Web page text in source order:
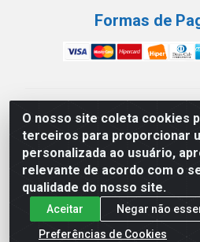
O nosso site coleta cookies
terceiros para proporcionar
personalizada ao usuário,
relevante de acordo com o
qualidade do nosso site.
Aceitar
Negar não
Preferências de Cookies
Formas de
América Latina Indústria e
CNPJ 19.813.045/0001-03 -
Andrade, 151 Núcleo Industrial
85.811-530